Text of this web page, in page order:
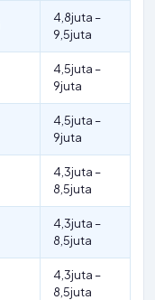
4,8juta –
9,5juta
4,5juta –
9juta
4,5juta –
9juta
4,3juta –
8,5juta
4,3juta –
8,5juta
4,3juta –
8,5juta